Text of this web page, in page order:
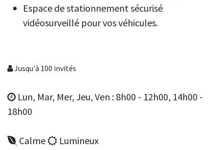
Espace de stationnement sécurisé
vidéosurveillé pour vos véhicules.
Jusqu'à 100 invités
Lun, Mar, Mer, Jeu, Ven : 8h00 - 12h00, 14h00 -
18h00
Calme Lumineux